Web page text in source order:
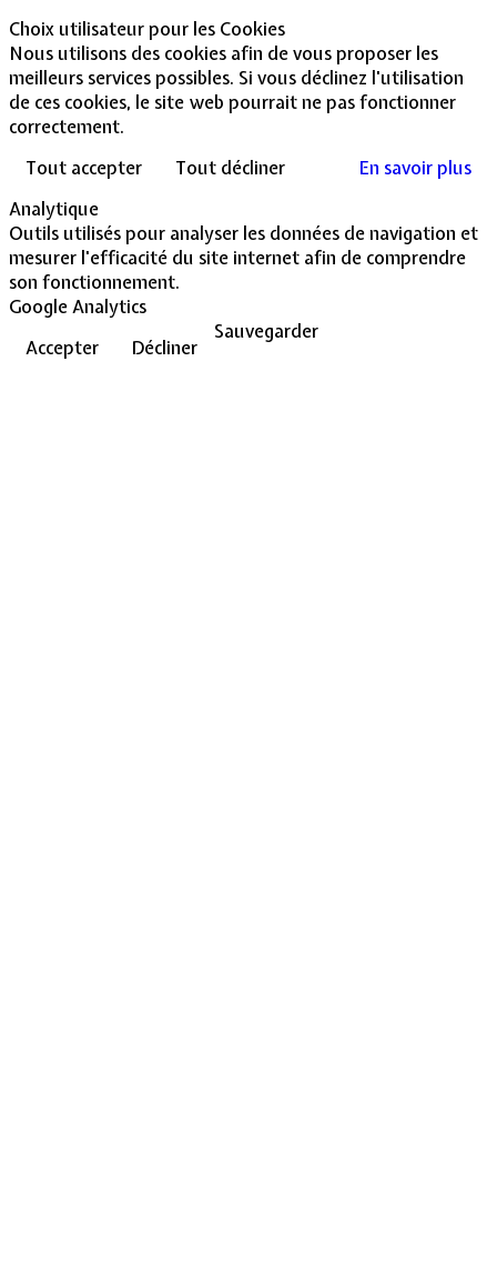
Choix utilisateur pour les Cookies
Nous utilisons des cookies afin de vous proposer les
meilleurs services possibles. Si vous déclinez l'utilisation
de ces cookies, le site web pourrait ne pas fonctionner
correctement.
Tout accepter
Tout décliner
En savoir plus
Analytique
Outils utilisés pour analyser les données de navigation et
mesurer l'efficacité du site internet afin de comprendre
son fonctionnement.
Google Analytics
Accepter
Décliner
Sauvegarder